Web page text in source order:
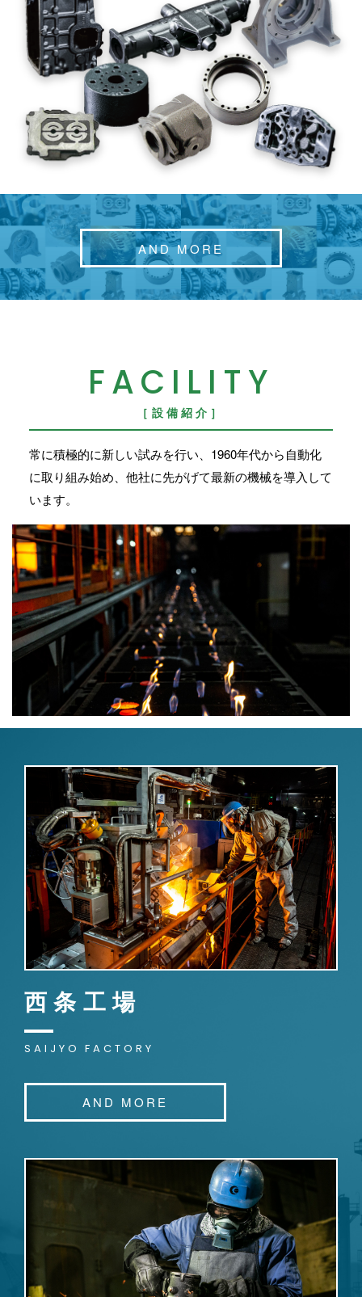
AND MORE
FACILITY
［設備紹介］
常に積極的に新しい試みを行い、1960年代から自動化
に取り組み始め、他社に先がげて最新の機械を導入して
います。
西条工場
SAIJYO FACTORY
AND MORE